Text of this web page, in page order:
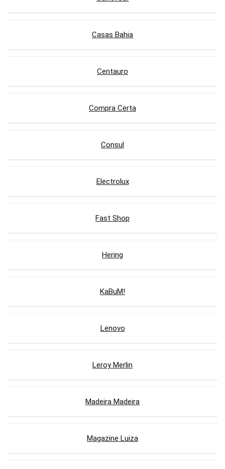
Casas Bahia
Centauro
Compra Certa
Consul
Electrolux
Fast Shop
Hering
KaBuM!
Lenovo
Leroy Merlin
Madeira Madeira
Magazine Luiza